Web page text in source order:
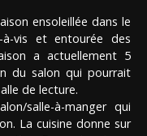
ensoleillée dans le
vis et entourée des
a actuellement 5
du salon qui pourrait
de lecture.
salle-à-manger qui
La cuisine donne sur